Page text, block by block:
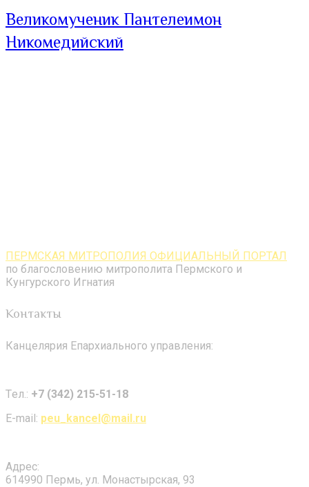
Великомученик Пантелеимон
Никомедийский
ПЕРМСКАЯ МИТРОПОЛИЯ ОФИЦИАЛЬНЫЙ ПОРТАЛ
по благословению митрополита Пермского и
Кунгурского Игнатия
Контакты
Канцелярия Епархиального управления:
Tел.: +7 (342) 215-51-18
E-mail: peu_kancel@mail.ru
Адрес:
614990 Пермь, ул. Монастырская, 93